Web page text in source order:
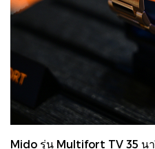
Mido รุ่น Multifort TV 35 น